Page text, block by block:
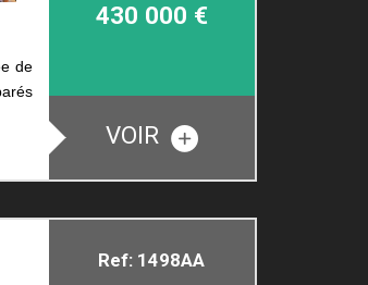
de
430 000 €
VOIR
Ref: 1498AA